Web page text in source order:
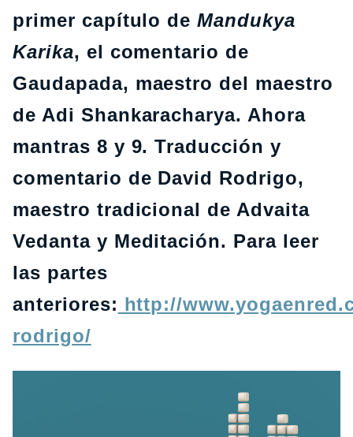
primer capítulo deMandukya
Karika, el comentario de
Gaudapada, maestro del maestro
de Adi Shankaracharya. Ahora
mantras 8 y 9. Traducción y
comentario de David Rodrigo,
maestro tradicional de Advaita
Vedanta y Meditación. Para leer
las partes
anteriores: http://
rodrigo/